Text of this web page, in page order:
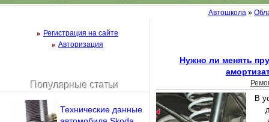
Автошкола »
Нужно ли менять
В
Регистрация на сайте
Авторизация
Напомнить пароль?
Популярные статьи
Технические данные